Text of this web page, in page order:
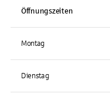
Öffnungszeiten
Montag
Dienstag